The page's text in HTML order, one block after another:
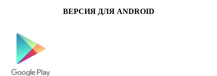
ВЕРСИЯ ДЛЯ ANDROID